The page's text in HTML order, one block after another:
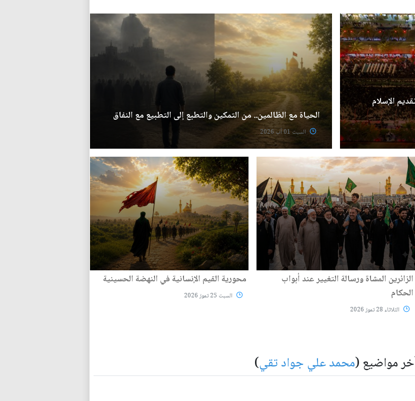
الإسلام
الحياة مع الظالمين.. من التمكين والتطبع إلى التطبيع مع النفاق
السبت 01 آب 2026
الزائرين المشاة ورسالة التغيير عند أبواب
الحكام
الثلاثاء 28 تموز 2026
محورية القيم الإنسانية في النهضة الحسينية
السبت 25 تموز 2026
مواضيع (محمد علي جواد تقي)